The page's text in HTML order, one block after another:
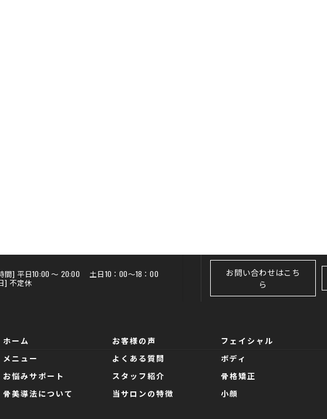
間] 平日10:00 〜 20:00 土日10：00～18：00
] 不定休
お問い合わせはこち
ら
ホーム
メニュー
お悩みサポート
骨美導法について
お客様の声
よくある質問
スタッフ紹介
当サロンの特徴
フェイシャル
ボディ
骨格矯正
小顔